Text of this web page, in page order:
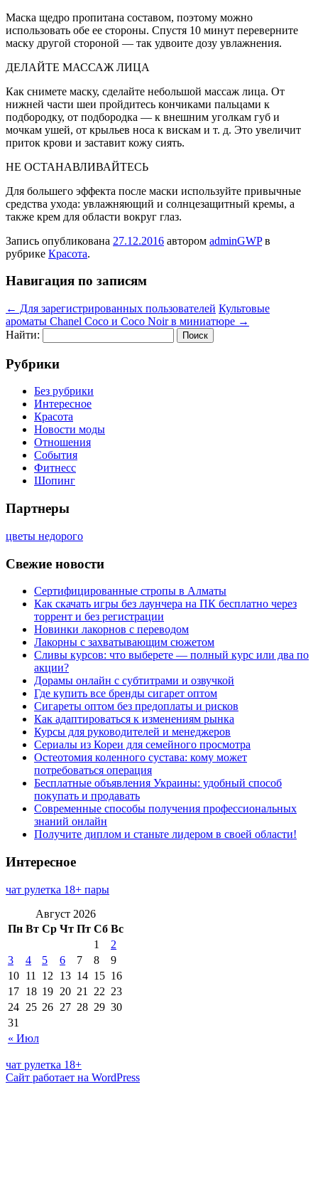
Маска щедро пропитана составом, поэтому можно
использовать обе ее стороны. Спустя 10 минут переверните
маску другой стороной — так удвоите дозу увлажнения.
ДЕЛАЙТЕ МАССАЖ ЛИЦА
Как снимете маску, сделайте небольшой массаж лица. От
нижней части шеи пройдитесь кончиками пальцами к
подбородку, от подбородка — к внешним уголкам губ и
мочкам ушей, от крыльев носа к вискам и т. д. Это увеличит
приток крови и заставит кожу сиять.
НЕ ОСТАНАВЛИВАЙТЕСЬ
Для большего эффекта после маски используйте привычные
средства ухода: увлажняющий и солнцезащитный кремы, а
также крем для области вокруг глаз.
Запись опубликована 27.12.2016 автором adminGWPв
рубрике Красота.
Навигация по записям
← Для зарегистрированных пользователей Культовые
ароматы Chanel Coco и Coco Noir в миниатюре →
Найти:
Рубрики
Без рубрики
Интересное
Красота
Новости моды
Отношения
События
Фитнесс
Шопинг
Партнеры
цветы недорого
Свежие новости
Сертифицированные стропы в Алматы
Как скачать игры без лаунчера на ПК бесплатно через
торрент и без регистрации
Новинки лакорнов с переводом
Лакорны с захватывающим сюжетом
Сливы курсов: что выберете — полный курс или два по
акции?
Дорамы онлайн с субтитрами и озвучкой
Где купить все бренды сигарет оптом
Сигареты оптом без предоплаты и рисков
Как адаптироваться к изменениям рынка
Курсы для руководителей и менеджеров
Сериалы из Кореи для семейного просмотра
Остеотомия коленного сустава: кому может
потребоваться операция
Бесплатные объявления Украины: удобный способ
покупать и продавать
Современные способы получения профессиональных
знаний онлайн
Получите диплом и станьте лидером в своей области!
Интересное
чат рулетка 18+ пары
Август 2026
Пн Вт Ср Чт Пт Сб Вс
« Июл
1
2
3
4 5 6 7 8
9
10 11 12 13 14 15 16
17 18 19 20 21 22 23
24 25 26 27 28 29 30
31
чат рулетка 18+
Сайт работает на WordPress